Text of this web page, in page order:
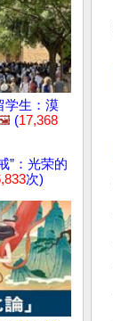
学生：漠
(17,368
”：光荣的
次)